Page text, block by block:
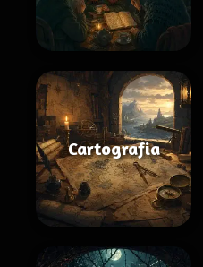
Cartografia